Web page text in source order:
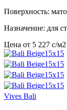
Поверхность:
Назначение: для
Цена от 5 227 c/м2
Vives Bali